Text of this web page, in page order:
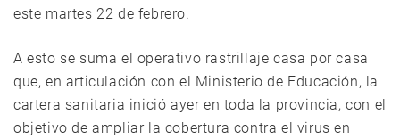
este martes 22 de febrero.
A esto se suma el operativo rastrillaje casa por casa
que, en articulación con el Ministerio de Educación, la
cartera sanitaria inició ayer en toda la provincia, con el
objetivo de ampliar la cobertura contra el virus en